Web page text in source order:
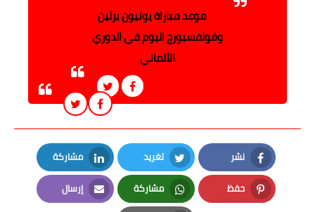
موعد مباراة يونيون برلين
وفولفسبورج اليوم في الدوري
الألماني
نشر
Facebook
تغريد
Twitter
مشاركة
LinkedIn
حفظ
Pinterest
مشاركة
Whatsapp
إرسال
Email